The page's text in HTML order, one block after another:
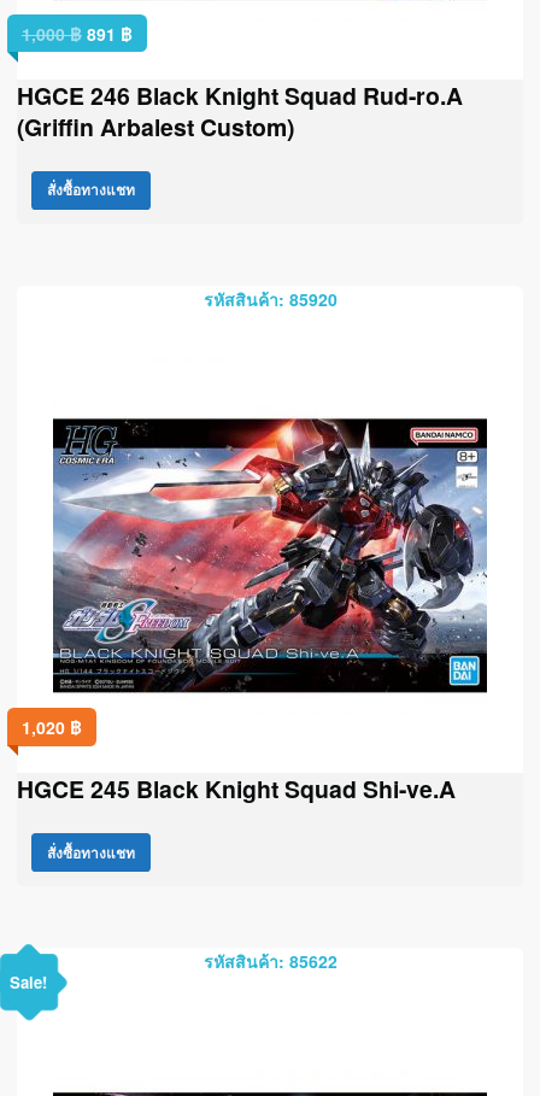
1,000฿ 891 ฿
HGCE 246 Black Knight Squad Rud-ro.A
(Griffin Arbalest Custom)
สั่งซื้อทางแชท
รหัสสินค้า: 85920
1,020 ฿
HGCE 245 Black Knight Squad Shi-ve.A
สั่งซื้อทางแชท
รหัสสินค้า: 85622
Sale!